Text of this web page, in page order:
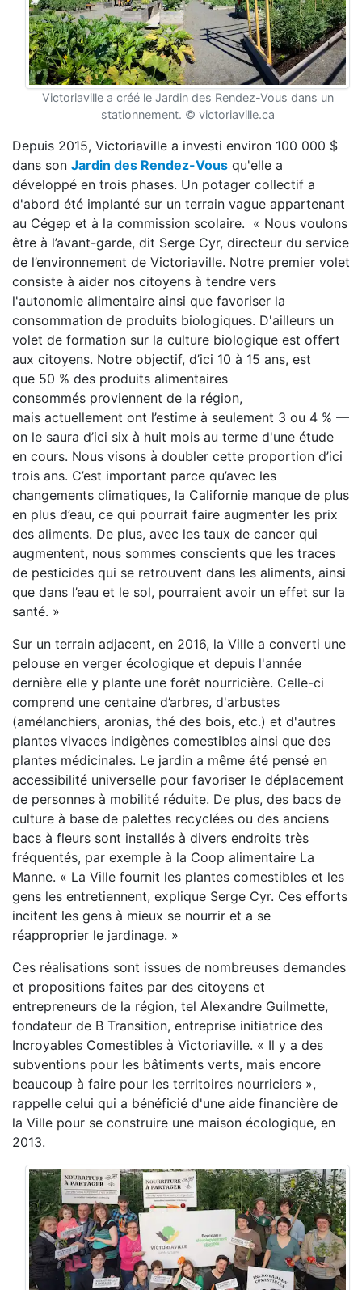
Victoriaville a créé le Jardin des Rendez-Vous dans un
stationnement. © victoriaville.ca
Depuis 2015, Victoriaville a investi environ 100 000 $
dans son Jardin des Rendez-Vous qu'elle a
développé en trois phases. Un potager collectif a
d'abord été implanté sur un terrain vague appartenant
au Cégep et à la commission scolaire. « Nous voulons
être à l’avant-garde, dit Serge Cyr, directeur du service
de l’environnement de Victoriaville. Notre premier volet
consiste à aider nos citoyens à tendre vers
l'autonomie alimentaire ainsi que favoriser la
consommation de produits biologiques. D'ailleurs un
volet de formation sur la culture biologique est offert
aux citoyens. Notre objectif, d’ici 10 à 15 ans, est
que 50 % des produits alimentaires
consommés proviennent de la région,
mais actuellement ont l’estime à seulement 3 ou 4 % —
on le saura d’ici six à huit mois au terme d'une étude
en cours. Nous visons à doubler cette proportion d’ici
trois ans. C’est important parce qu’avec les
changements climatiques, la Californie manque de plus
en plus d’eau, ce qui pourrait faire augmenter les prix
des aliments. De plus, avec les taux de cancer qui
augmentent, nous sommes conscients que les traces
de pesticides qui se retrouvent dans les aliments, ainsi
que dans l’eau et le sol, pourraient avoir un effet sur la
santé. »
Sur un terrain adjacent, en 2016, la Ville a converti une
pelouse en verger écologique et depuis l'année
dernière elle y plante une forêt nourricière. Celle-ci
comprend une centaine d’arbres, d'arbustes
(amélanchiers, aronias, thé des bois, etc.) et d'autres
plantes vivaces indigènes comestibles ainsi que des
plantes médicinales. Le jardin a même été pensé en
accessibilité universelle pour favoriser le déplacement
de personnes à mobilité réduite. De plus, des bacs de
culture à base de palettes recyclées ou des anciens
bacs à fleurs sont installés à divers endroits très
fréquentés, par exemple à la Coop alimentaire La
Manne. « La Ville fournit les plantes comestibles et les
gens les entretiennent, explique Serge Cyr. Ces efforts
incitent les gens à mieux se nourrir et a se
réapproprier le jardinage. »
Ces réalisations sont issues de nombreuses demandes
et propositions faites par des citoyens et
entrepreneurs de la région, tel Alexandre Guilmette,
fondateur de B Transition, entreprise initiatrice des
Incroyables Comestibles à Victoriaville. « Il y a des
subventions pour les bâtiments verts, mais encore
beaucoup à faire pour les territoires nourriciers »,
rappelle celui qui a bénéficié d'une aide financière de
la Ville pour se construire une maison écologique, en
2013.